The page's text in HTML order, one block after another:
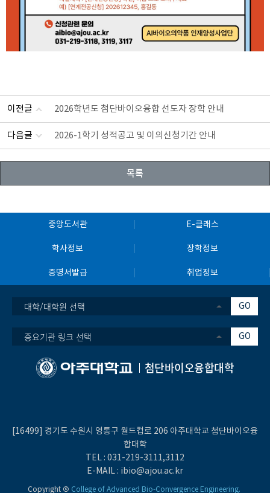
이전글 2026학년도 첨단바이오융합 선도자 장학 안내
다음글 2026-1학기 성적공고 및 이의신청기간 안내
목록
중앙도서관 E-클래스
학사정보 장학정보
증명서발급 취업정보
대학/대학원 선택 GO
중요기관 링크 선택 GO
첨단바이오융합대학
[16499] 경기도 수원시 영통구 월드컵로 206 아주대학교 첨단바이오융
합대학
TEL : 031-219-3111,3112
E-MAIL : ibio@ajou.ac.kr
Copyright Ⓒ College of Advanced Bio-Convergence Engineering.